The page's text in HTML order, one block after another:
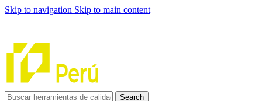
Skip to navigation Skip to main content
Search